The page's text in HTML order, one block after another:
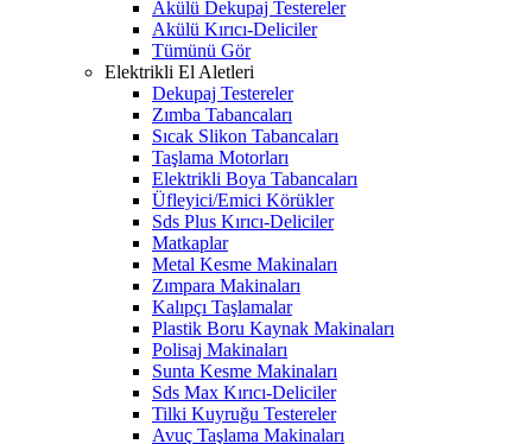
Akülü Dekupaj Testereler
Akülü Kırıcı-Deliciler
Tümünü Gör
Elektrikli El Aletleri
Dekupaj Testereler
Zımba Tabancaları
Sıcak Slikon Tabancaları
Taşlama Motorları
Elektrikli Boya Tabancaları
Üfleyici/Emici Körükler
Sds Plus Kırıcı-Deliciler
Matkaplar
Metal Kesme Makinaları
Zımpara Makinaları
Kalıpçı Taşlamalar
Plastik Boru Kaynak Makinaları
Polisaj Makinaları
Sunta Kesme Makinaları
Sds Max Kırıcı-Deliciler
Tilki Kuyruğu Testereler
Avuç Taşlama Makinaları